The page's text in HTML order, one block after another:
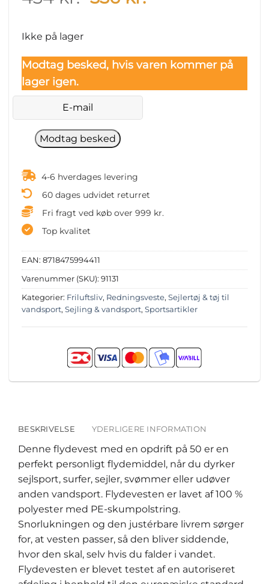
Ikke på lager
Modtag besked, hvis varen kommer på
lager igen.
4-6 hverdages levering
60 dages udvidet returret
Fri fragt ved køb over 999 kr.
Top kvalitet
EAN: 8718475994411
Varenummer (SKU): 91131
Kategorier: Friluftsliv, Redningsveste, Sejlertøj & tøj til
vandsport, Sejling & vandsport, Sportsartikler
BESKRIVELSE YDERLIGERE INFORMATION
Denne flydevest med en opdrift på 50 er en
perfekt personligt flydemiddel, når du dyrker
sejlsport, surfer, sejler, svømmer eller udøver
anden vandsport. Flydevesten er lavet af 100 %
polyester med PE-skumpolstring.
Snorlukningen og den justérbare livrem sørger
for, at vesten passer, så den bliver siddende,
hvor den skal, selv hvis du falder i vandet.
Flydevesten er blevet testet af en autoriseret